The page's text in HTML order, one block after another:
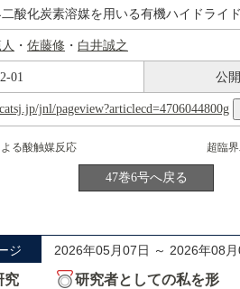
酸化炭素溶媒を用いる有機ハイドライ
・ 佐藤修 ・ 白井誠之
01 公
jnl/pageview?articlecd=4706044800g
る酸触媒反応
47巻6号へ戻る
ジ 2026年05月07日 ～ 2026年08月
究
研究者としての私を形